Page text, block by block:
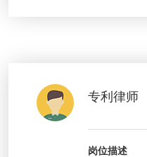
专利律师
岗位描述